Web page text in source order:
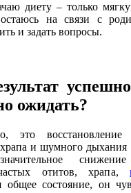
диету – только
остаюсь на связи с
и задать вопросы.
ожидать?
это восстановление
и шумного дыхания
значительное
отитов, храпа,
общее состояние, он